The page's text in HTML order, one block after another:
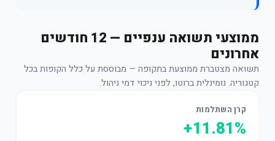
ממוצעי תשואה ענפיים — 12 חודשים
אחרונים
תשואה מצטברת ממוצעת בתקופה — מבוססת על כלל הקופות בכל
קטגוריה. נומינלית ברוטו, לפני ניכוי דמי ניהול.
קרן השתלמות
+11.81%